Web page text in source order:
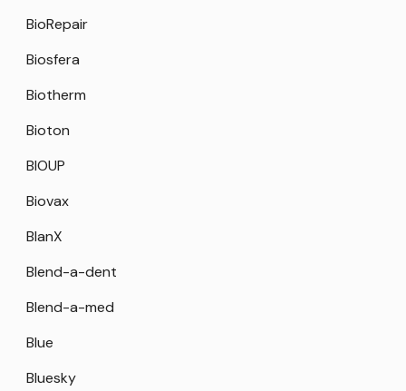
BioRepair
Biosfera
Biotherm
Bioton
BIOUP
Biovax
BlanX
Blend-a-dent
Blend-a-med
Blue
Bluesky